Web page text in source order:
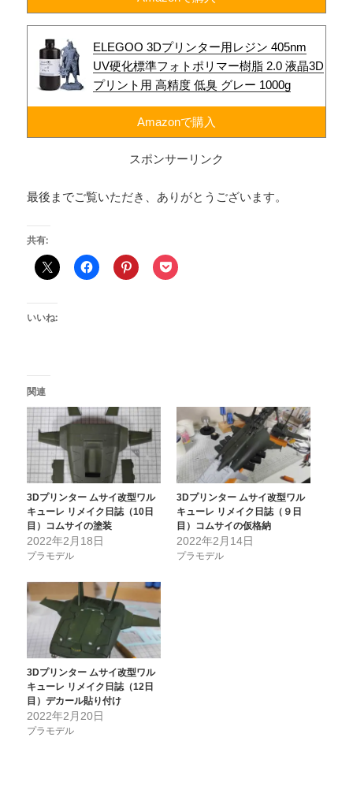
ELEGOO 3Dプリンター用レジン 405nm
UV硬化標準フォトポリマー樹脂 2.0 液晶3D
プリント用 高精度 低臭 グレー 1000g
Amazonで購入
スポンサーリンク
最後までご覧いただき、ありがとうございます。
共有:
いいね:
関連
3Dプリンター ムサイ改型ワル
キューレ リメイク日誌（10日
目）コムサイの塗装
2022年2月18日
プラモデル
3Dプリンター ムサイ改型ワル
キューレ リメイク日誌（９日
目）コムサイの仮格納
2022年2月14日
プラモデル
3Dプリンター ムサイ改型ワル
キューレ リメイク日誌（12日
目）デカール貼り付け
2022年2月20日
プラモデル